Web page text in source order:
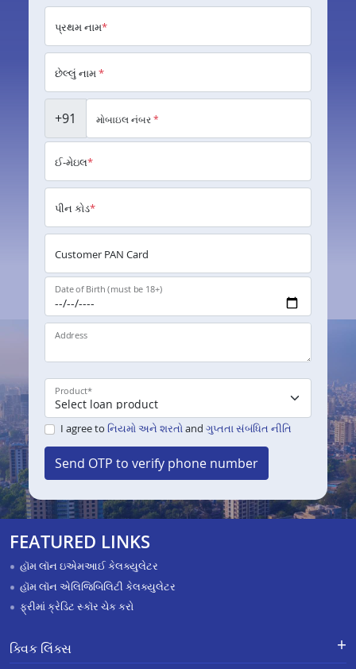
પ્રથમ નામ*
છેલ્લું નામ*
+91 મોબાઇલ નંબર*
ઈ-મેઇલ*
પીન કોડ*
Customer PAN Card
Date of Birth (must be 18+)
Address
Product*
I agree to નિયમો અને શરતોand ગુપ્તતા સંબંધિત નીતિ
Send OTP to verify phone number
FEATURED LINKS
હૉમ લૉન ઇએમઆઈ કેલક્યુલેટર
હૉમ લૉન એલિજિબિલિટી કેલક્યુલેટર
ફ્રીમાં ક્રેડિટ સ્કૉર ચેક કરો
ક્વિક લિંક્સ